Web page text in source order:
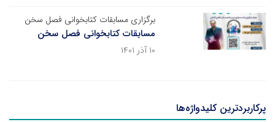
برگزاری مسابقات کتابخوانی فصل سخن
مسابقات کتابخوانی فصل سخن
۱۰ آذر ۱۴۰۱
پرکاربردترین کلیدواژه‌ها